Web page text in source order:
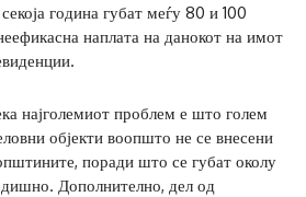
година губат меѓу 80 и 100
наплата на данокот на имот
најголемиот проблем е што голем
објекти воопшто не се внесени
поради што се губат околу
Дополнително, дел од